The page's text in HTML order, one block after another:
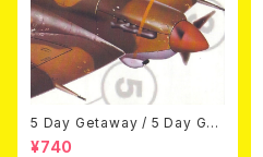
5 Day Getaway / 5 Day Get
away (CDEP)
¥740